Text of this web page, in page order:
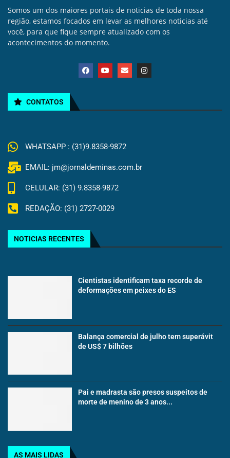
Somos um dos maiores portais de noticias de toda nossa
região, estamos focados em levar as melhores noticias até
você, para que fique sempre atualizado com os
acontecimentos do momento.
CONTATOS
WHATSAPP : (31)9.8358-9872
EMAIL: jm@jornaldeminas.com.br
CELULAR: (31) 9.8358-9872
REDAÇÃO: (31) 2727-0029
NOTICIAS RECENTES
Cientistas identificam taxa recorde de
deformações em peixes do ES
Balança comercial de julho tem superávit
de US$ 7 bilhões
Pai e madrasta são presos suspeitos de
morte de menino de 3 anos...
AS MAIS LIDAS